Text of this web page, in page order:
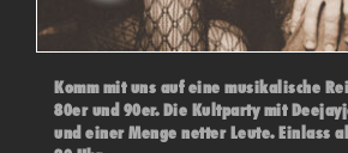
Komm mit uns auf eine musikalische
80er und 90er. Die Kultparty mit
und einer Menge netter Leute. Einlass